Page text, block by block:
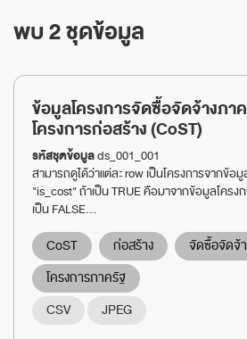
พบ 2 ชุดข้อมูล
ข้อมูลโครงการจัดซื้อจัดจ้างภา
โครงการก่อสร้าง (CoST)
รหัสชุดข้อมูลds_001_001
สามารถดูได้ว่าแต่ละ row เป็นโครงการจากข้อ
"is_cost" ถ้าเป็น TRUE คือมาจากข้อมูลโครง
เป็น FALSE...
CoST ก่อสร้าง
จัดซื้อจัดจ้
โครงการภาครัฐ
CSV
JPEG